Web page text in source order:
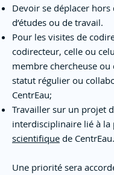
Devoir se déplacer hors
d’études ou de travail.
Pour les visites de
codirecteur, celle ou
membre chercheuse ou
statut régulier ou
CentrEau;
Travailler sur un projet
interdisciplinaire lié à la
scientifique de CentrEau.
Une priorité sera